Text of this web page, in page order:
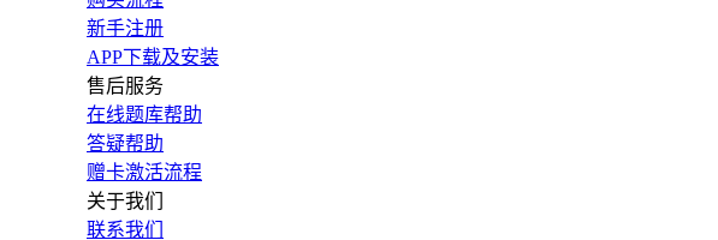
新手注册
APP下载及安装
售后服务
在线题库帮助
答疑帮助
赠卡激活流程
关于我们
联系我们